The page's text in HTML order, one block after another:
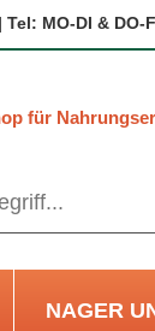
MO-DI & DO-
für
NAGER